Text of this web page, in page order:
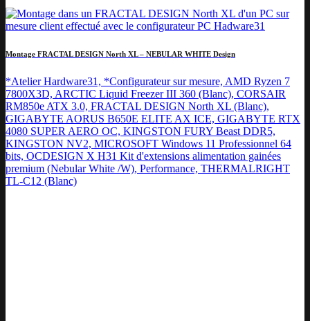
Montage FRACTAL DESIGN North XL – NEBULAR WHITE Design
*Atelier Hardware31, *Configurateur sur mesure, AMD Ryzen 7
7800X3D, ARCTIC Liquid Freezer III 360 (Blanc), CORSAIR
RM850e ATX 3.0, FRACTAL DESIGN North XL (Blanc),
GIGABYTE AORUS B650E ELITE AX ICE, GIGABYTE RTX
4080 SUPER AERO OC, KINGSTON FURY Beast DDR5,
KINGSTON NV2, MICROSOFT Windows 11 Professionnel 64
bits, OCDESIGN X H31 Kit d'extensions alimentation gainées
premium (Nebular White /W), Performance, THERMALRIGHT
TL-C12 (Blanc)